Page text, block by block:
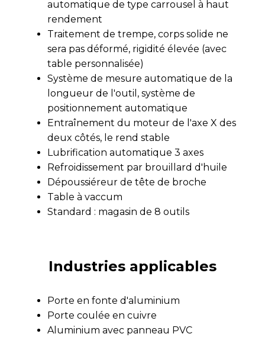
automatique de type carrousel à haut
rendement
Traitement de trempe, corps solide ne
sera pas déformé, rigidité élevée (avec
table personnalisée)
Système de mesure automatique de la
longueur de l'outil, système de
positionnement automatique
Entraînement du moteur de l'axe X des
deux côtés, le rend stable
Lubrification automatique 3 axes
Refroidissement par brouillard d'huile
Dépoussiéreur de tête de broche
Table à vaccum
Standard : magasin de 8 outils
Industries applicables
Porte en fonte d'aluminium
Porte coulée en cuivre
Aluminium avec panneau PVC